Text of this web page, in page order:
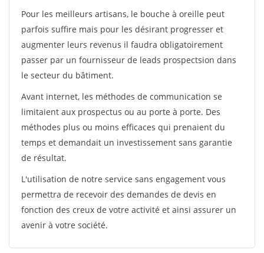
Pour les meilleurs artisans, le bouche à oreille peut
parfois suffire mais pour les désirant progresser et
augmenter leurs revenus il faudra obligatoirement
passer par un fournisseur de leads prospectsion dans
le secteur du bâtiment.
Avant internet, les méthodes de communication se
limitaient aux prospectus ou au porte à porte. Des
méthodes plus ou moins efficaces qui prenaient du
temps et demandait un investissement sans garantie
de résultat.
L'utilisation de notre service sans engagement vous
permettra de recevoir des demandes de devis en
fonction des creux de votre activité et ainsi assurer un
avenir à votre société.